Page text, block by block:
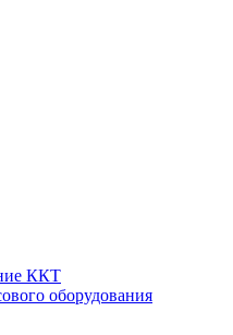
ККТ
оборудования